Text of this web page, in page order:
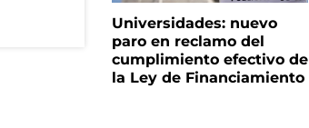
Universidades: nuevo
paro en reclamo del
cumplimiento efectivo de
la Ley de Financiamiento